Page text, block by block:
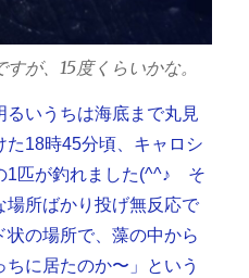
が、15度くらいかな。
いうちは海底まで丸見
た18時45分頃、キャロシ
1匹が釣れました(^^♪ そ
場所ばかり投げ無反応で
状の場所で、藻の中から
に居たのか〜」という